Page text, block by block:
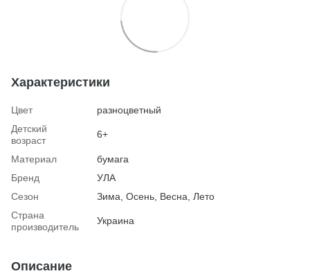
Характеристики
Цвет
разноцветный
Детский
возраст
6+
Материал
бумага
Бренд
УЛА
Сезон
Зима, Осень, Весна, Лето
Страна
производитель
Украина
Описание